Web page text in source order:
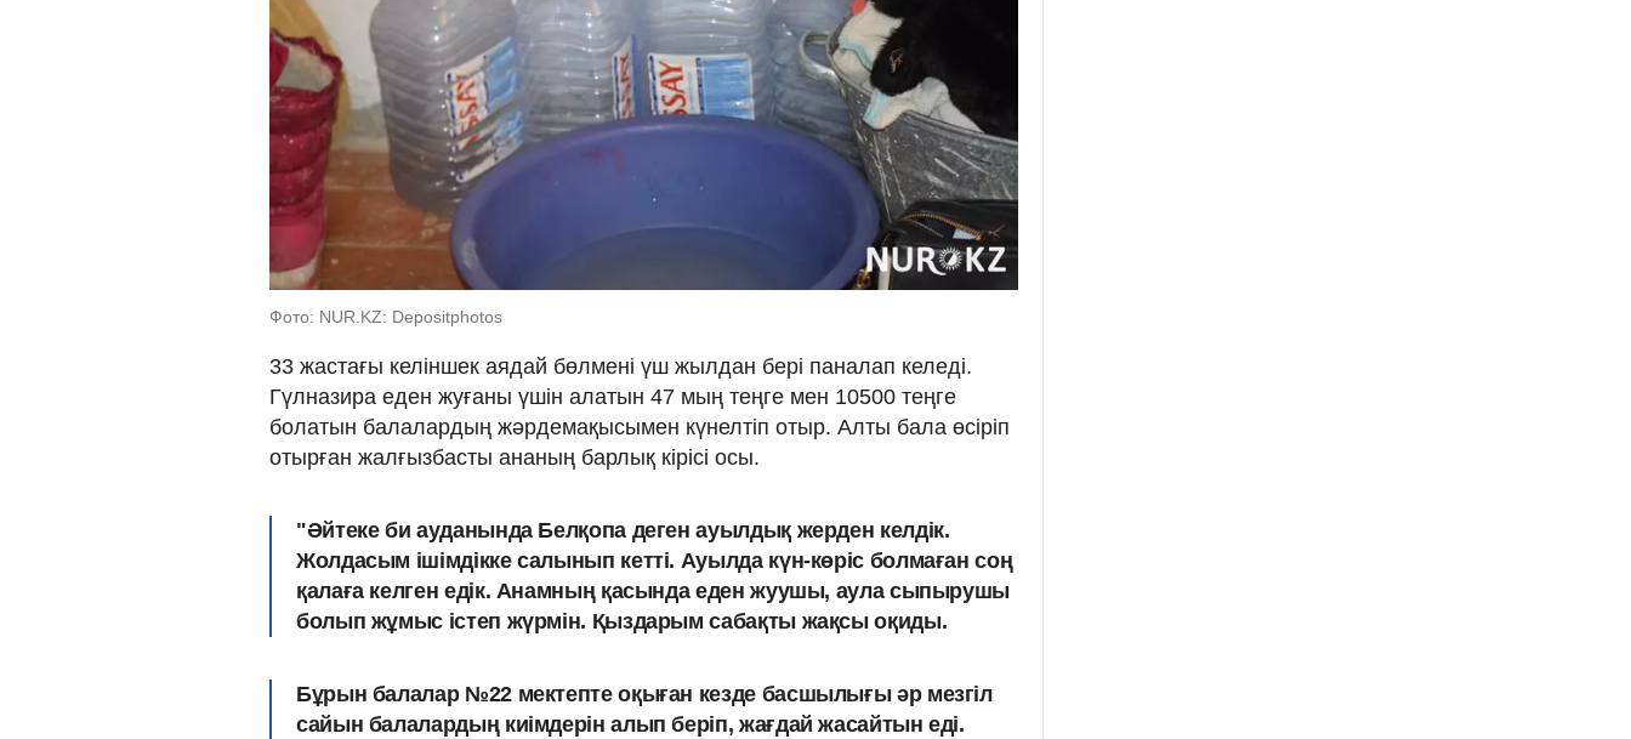
Фото: NUR.KZ: Depositphotos
33 жастағы келіншек аядай бөлмені үш жылдан бері паналап келеді.
Гүлназира еден жуғаны үшін алатын 47 мың теңге мен 10500 теңге
болатын балалардың жәрдемақысымен күнелтіп отыр. Алты бала өсіріп
отырған жалғызбасты ананың барлық кірісі осы.
"Әйтеке би ауданында Белқопа деген ауылдық жерден келдік.
Жолдасым ішімдікке салынып кетті. Ауылда күн-көріс болмаған соң
қалаға келген едік. Анамның қасында еден жуушы, аула сыпырушы
болып жұмыс істеп жүрмін. Қыздарым сабақты жақсы оқиды.
Бұрын балалар №22 мектепте оқыған кезде басшылығы әр мезгіл
сайын балалардың киімдерін алып беріп, жағдай жасайтын еді.